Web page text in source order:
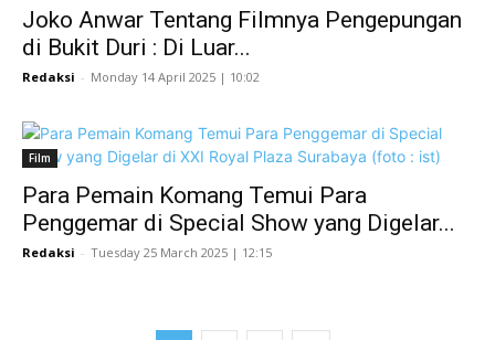
Joko Anwar Tentang Filmnya Pengepungan
di Bukit Duri : Di Luar...
Redaksi - Monday 14 April 2025 | 10:02
Film
Para Pemain Komang Temui Para
Penggemar di Special Show yang Digelar...
Redaksi - Tuesday 25 March 2025 | 12:15